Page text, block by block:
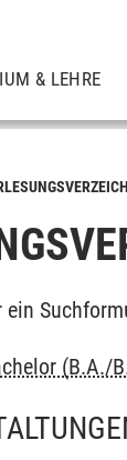
& LEHRE
ein
(B.A./